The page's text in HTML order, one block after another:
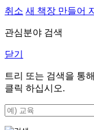
취소 새 책장 만들어
관심분야 검색
닫기
트리 또는 검색을 통
클릭 하십시오.